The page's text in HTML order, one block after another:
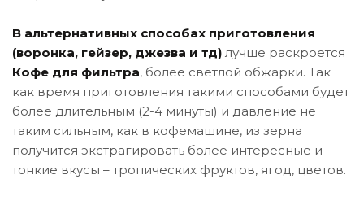
В альтернативных способах приготовления
(воронка, гейзер, джезва и тд) лучше раскроется
Кофе для фильтра, более светлой обжарки. Так
как время приготовления такими способами будет
более длительным (2-4 минуты) и давление не
таким сильным, как в кофемашине, из зерна
получится экстрагировать более интересные и
тонкие вкусы – тропических фруктов, ягод, цветов.